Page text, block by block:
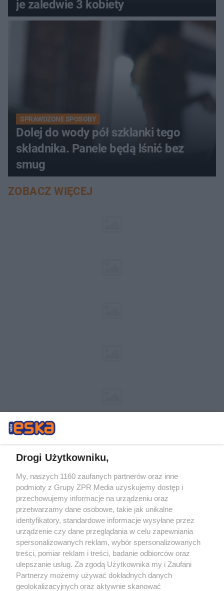
je zaledwie 3 kobiety
SPRAWDZONE SPOSOBY
Dolej do wody pół szklanki tego
składnika. Panele będą lśnić bez
smug
ZOBACZ WIĘCEJ
Żaden utwór zamieszczony w serwisie nie może być powielany i
rozpowszechniany lub dalej rozpowszechniany w jakikolwiek sposób (w
tym także elektroniczny lub mechaniczny) na jakimkolwiek polu
eksploatacji w jakiejkolwiek formie, włącznie z umieszczaniem w
Internecie bez pisemnej zgody właściciela praw. Jakiekolwiek użycie lub
wykorzystanie utworów w całości lub w części z naruszeniem prawa,
tzn. bez właściwej zgody, jest zabronione pod groźbą kary i może być
ścigane prawnie.
Drogi Użytkowniku,
My, naszych 1160 zaufanych partnerów oraz inne
podmioty z Grupy ZPR Media uzyskujemy dostęp i
przechowujemy informacje na urządzeniu oraz
przetwarzamy dane osobowe, takie jak unikalne
identyfikatory, standardowe informacje wysyłane przez
urządzenie czy dane przeglądania w celu zapewniania
spersonalizowanych reklam, wybór spersonalizowanych
treści, pomiar reklam i treści, badanie odbiorców oraz
ulepszanie usług. Za zgodą Użytkownika my i Zaufani
Partnerzy możemy używać dokładnych danych
geolokalizacyjnych oraz aktywnie skanować